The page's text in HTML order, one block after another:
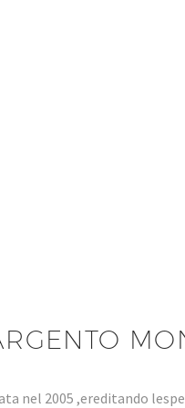
nel 2005 ,ereditando